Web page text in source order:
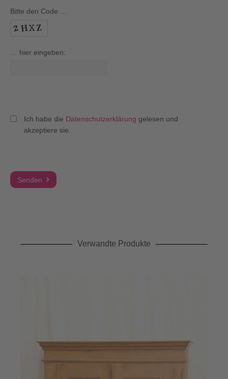
Bitte den Code …
… hier eingeben:
Ich habe die Datenschutzerklärung gelesen und
akzeptiere sie.
Verwandte Produkte